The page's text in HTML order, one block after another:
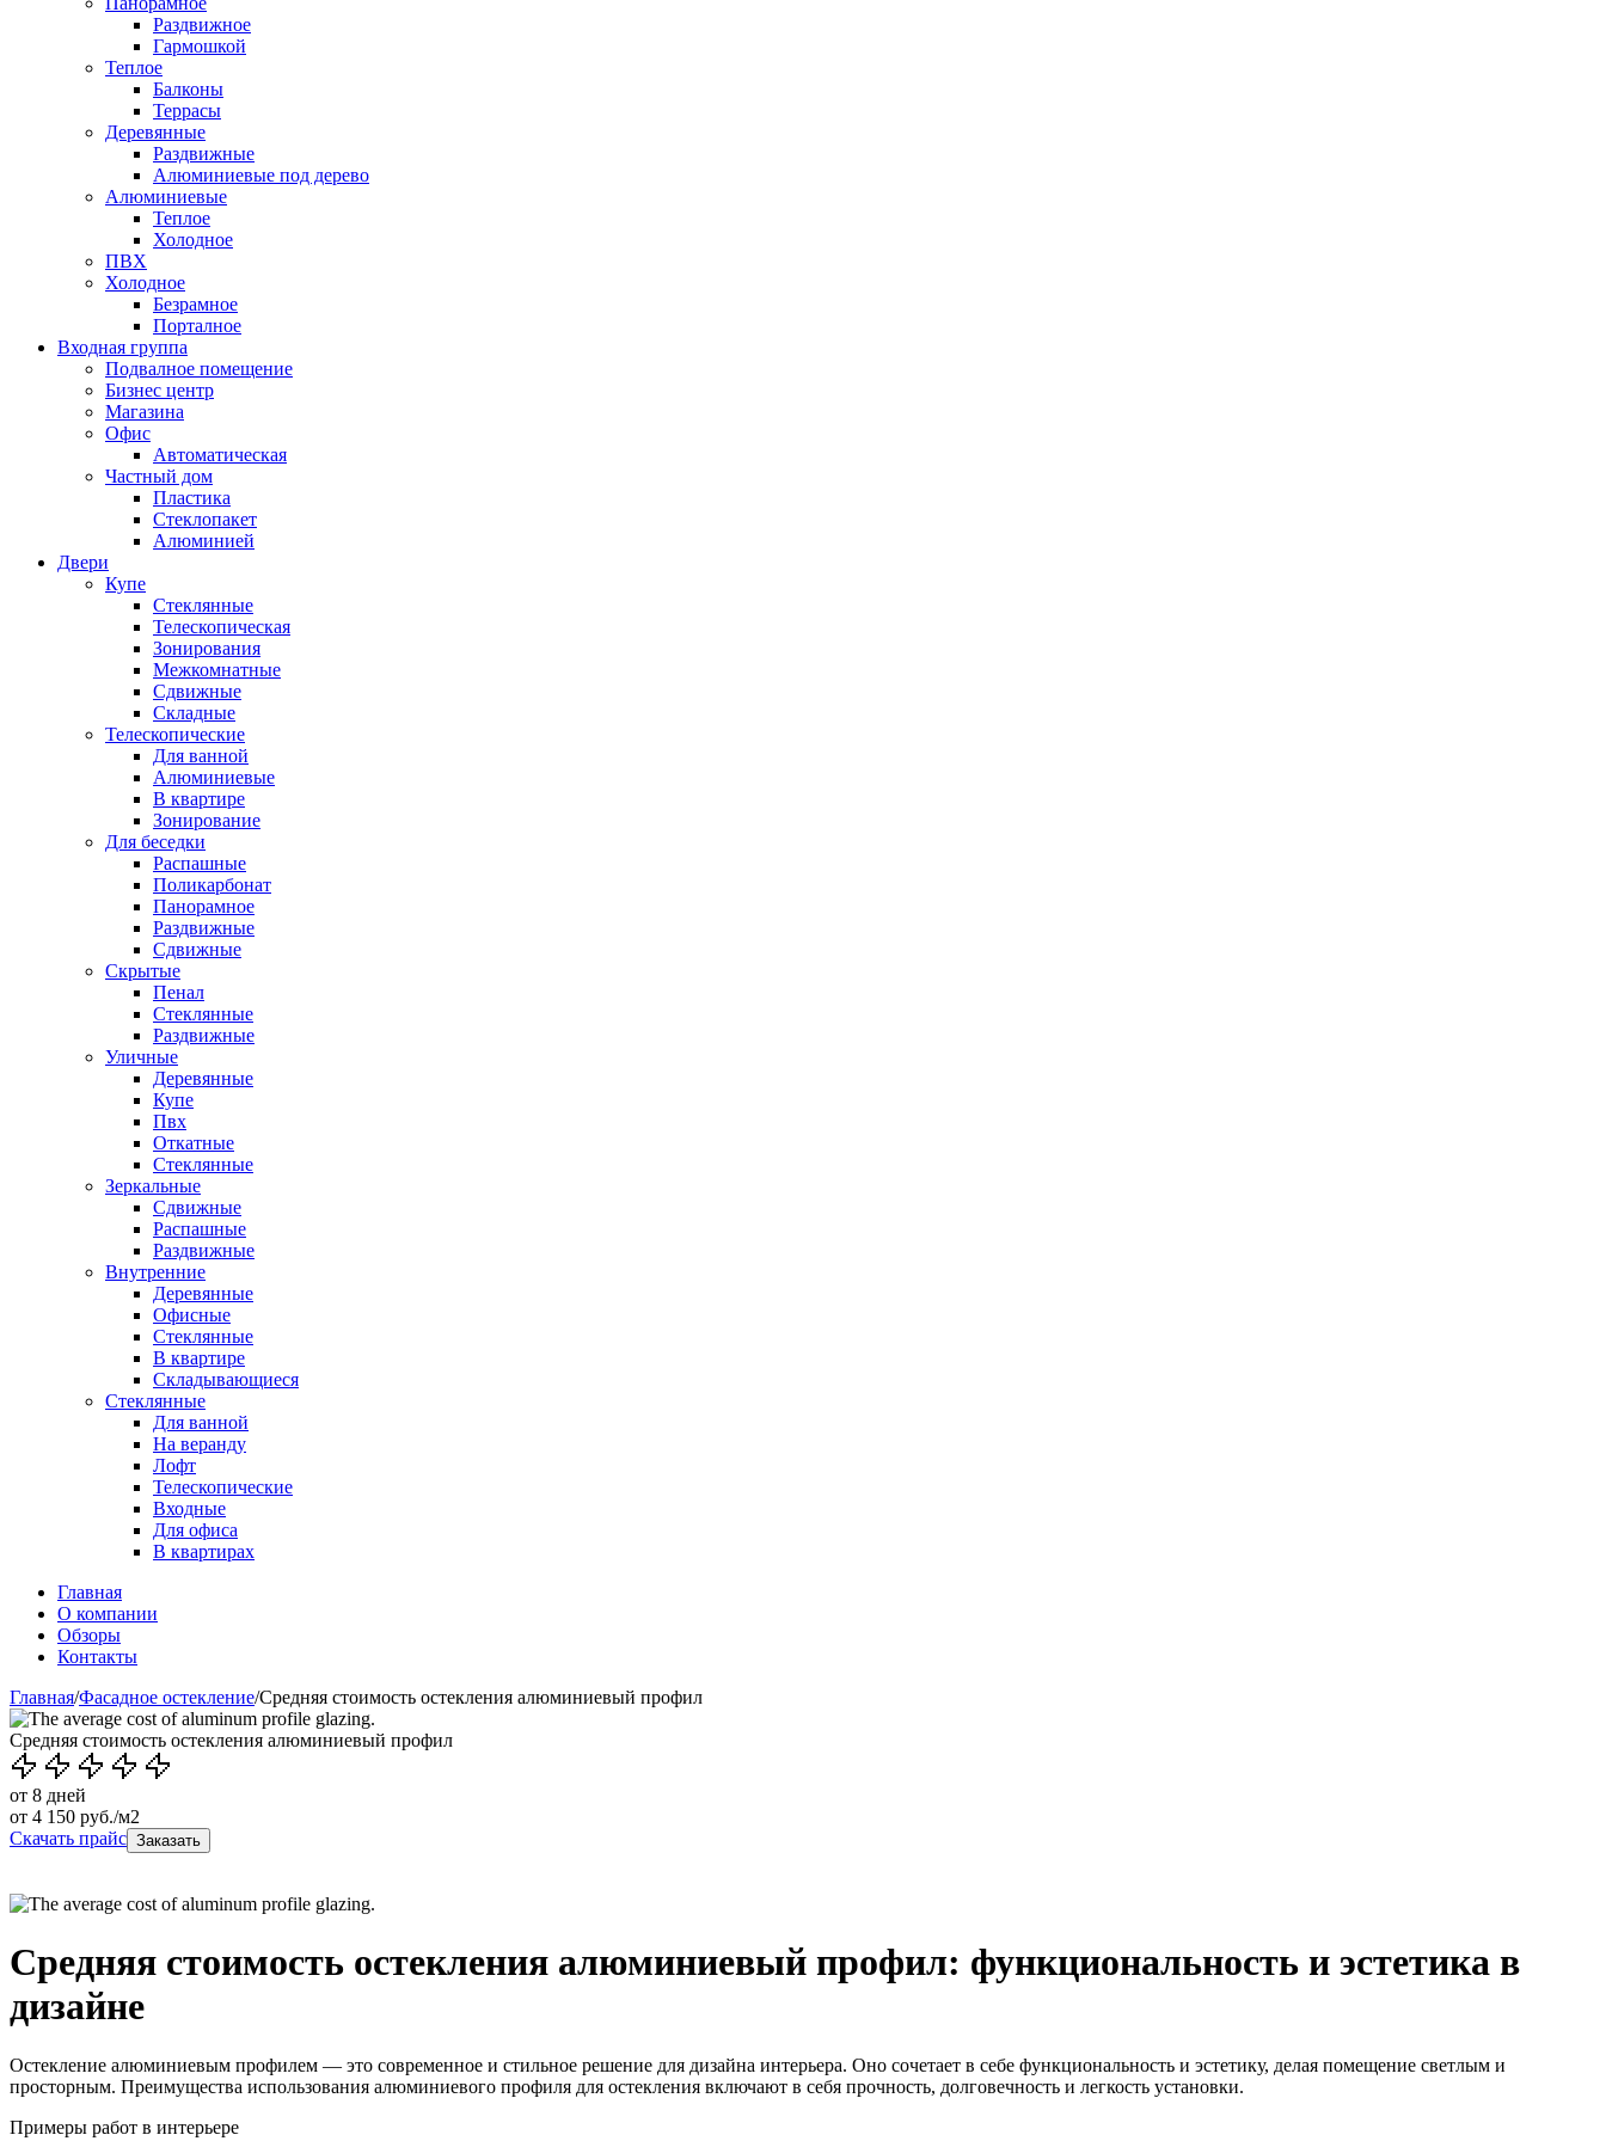
Раздвижное
Гармошкой
Теплое
Балконы
Террасы
Деревянные
Раздвижные
Алюминиевые под дерево
Алюминиевые
Теплое
Холодное
ПВХ
Холодное
Безрамное
Порталное
Входная группа
Подвалное помещение
Бизнес центр
Магазина
Офис
Автоматическая
Частный дом
Пластика
Стеклопакет
Алюминией
Двери
Купе
Стеклянные
Телескопическая
Зонирования
Межкомнатные
Сдвижные
Складные
Телескопические
Для ванной
Алюминиевые
В квартире
Зонирование
Для беседки
Распашные
Поликарбонат
Панорамное
Раздвижные
Сдвижные
Скрытые
Пенал
Стеклянные
Раздвижные
Уличные
Деревянные
Купе
Пвх
Откатные
Стеклянные
Зеркальные
Сдвижные
Распашные
Раздвижные
Внутренние
Деревянные
Офисные
Стеклянные
В квартире
Складывающиеся
Стеклянные
Для ванной
На веранду
Лофт
Телескопические
Входные
Для офиса
В квартирах
Главная
О компании
Обзоры
Контакты
Главная/Фасадное остекление/Средняя стоимость остекления алюминиевый профил
Средняя стоимость остекления алюминиевый профил
от 8 дней
от 4 150 руб./м2
Скачать прайс Заказать
Средняя стоимость остекления алюминиевый профил: функциональность и эстетика в
дизайне
Остекление алюминиевым профилем — это современное и стильное решение для дизайна интерьера. Оно сочетает в себе функциональность и эстетику, делая помещение светлым и
просторным. Преимущества использования алюминиевого профиля для остекления включают в себя прочность, долговечность и легкость установки.
Примеры работ в интерьере